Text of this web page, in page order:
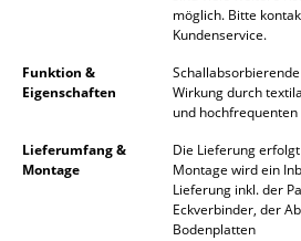
Figuren & Miniaturen
Vasen
Büroutensilien
Aufbewahrungsboxen
möglich. Bitte
Kundenservice.
Funktion &
Eigenschaften
Wirkung durch
und
Lieferumfang &
Montage
Die Lieferung
Montage wird ein
Lieferung inkl. der
Eckverbinder, der
Bodenplatten